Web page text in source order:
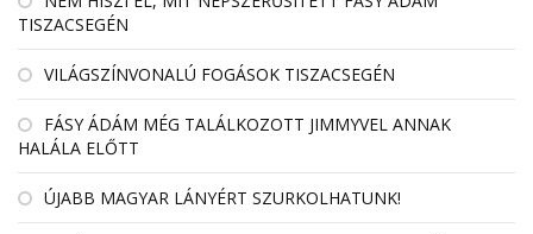
TISZACSEGÉN
VILÁGSZÍNVONALÚ FOGÁSOK TISZACSEGÉN
FÁSY ÁDÁM MÉG TALÁLKOZOTT JIMMYVEL ANNAK
HALÁLA ELŐTT
ÚJABB MAGYAR LÁNYÉRT SZURKOLHATUNK!